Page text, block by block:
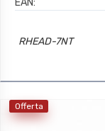
EAN:
RHEAD-7NT
Offerta